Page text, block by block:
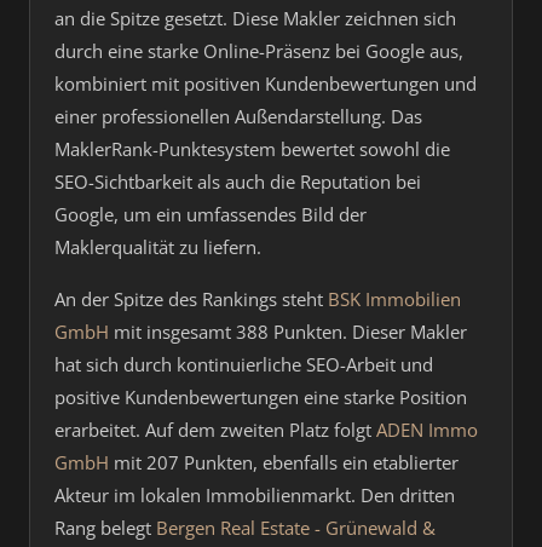
an die Spitze gesetzt. Diese Makler zeichnen sich
durch eine starke Online-Präsenz bei Google aus,
kombiniert mit positiven Kundenbewertungen und
einer professionellen Außendarstellung. Das
MaklerRank-Punktesystem bewertet sowohl die
SEO-Sichtbarkeit als auch die Reputation bei
Google, um ein umfassendes Bild der
Maklerqualität zu liefern.
An der Spitze des Rankings steht BSK Immobilien
GmbH mit insgesamt 388 Punkten. Dieser Makler
hat sich durch kontinuierliche SEO-Arbeit und
positive Kundenbewertungen eine starke Position
erarbeitet. Auf dem zweiten Platz folgt ADEN Immo
GmbH mit 207 Punkten, ebenfalls ein etablierter
Akteur im lokalen Immobilienmarkt. Den dritten
Rang belegt Bergen Real Estate - Grünewald &